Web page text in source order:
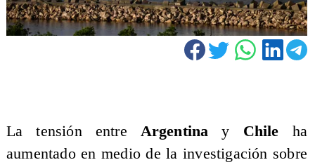
La tensión entre Argentina y Chile ha
aumentado en medio de la investigación sobre